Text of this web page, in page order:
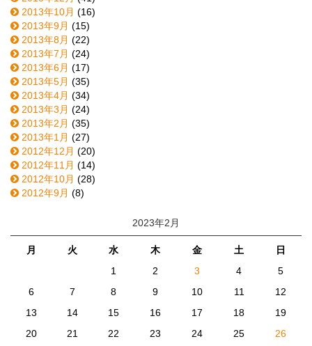
2013年10月 (16)
2013年9月 (15)
2013年8月 (22)
2013年7月 (24)
2013年6月 (17)
2013年5月 (35)
2013年4月 (34)
2013年3月 (24)
2013年2月 (35)
2013年1月 (27)
2012年12月 (20)
2012年11月 (14)
2012年10月 (28)
2012年9月 (8)
2023年2月
月 火 水 木 金 土
日
1
2 3 4
5
6
7 8 9 10 11
12
13
14 15 16 17 18
19
20
21 22 23 24 25 26